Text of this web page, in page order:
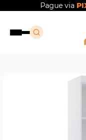
Pague via